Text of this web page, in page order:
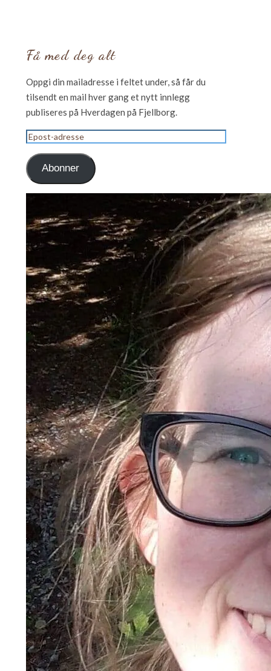
Få med deg alt
Oppgi din mailadresse i feltet under, så får du
tilsendt en mail hver gang et nytt innlegg
publiseres på Hverdagen på Fjellborg.
Epost-
adresse
Abonner